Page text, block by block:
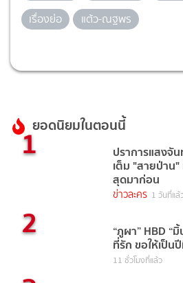
เรื่องย่อ
แต้ว-ณฐพร
ยอดนิยมในตอนนี้
1 ปราการแสงจั
เต็ม "สายป่าน
สุดมาก่อน
ข่าวละคร 1 วันที่แล้
2 “ภูผา” HBD “
ที่รัก ขอให้เป็น
11 ชั่วโมงที่แล้ว